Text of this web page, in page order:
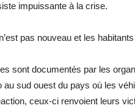
impuissante à la crise.
pas nouveau et les
sont documentés par les
au sud ouest du pays où les
ceux-ci renvoient leurs